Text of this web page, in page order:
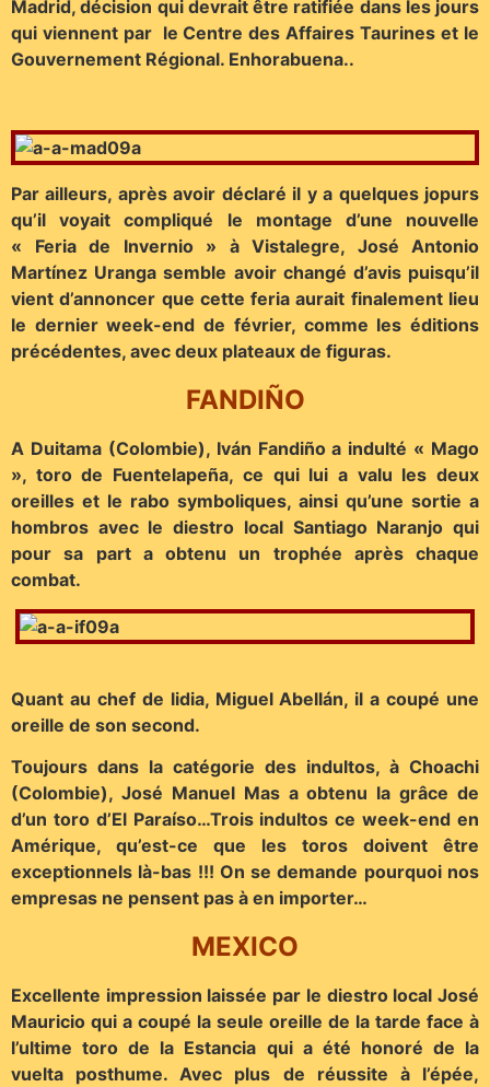
Madrid, décision qui devrait être ratifiée dans les jours
qui viennent par le Centre des Affaires Taurines et le
Gouvernement Régional. Enhorabuena..
Par ailleurs, après avoir déclaré il y a quelques jopurs
qu’il voyait compliqué le montage d’une nouvelle
« Feria de Invernio » à Vistalegre, José Antonio
Martínez Uranga semble avoir changé d’avis puisqu’il
vient d’annoncer que cette feria aurait finalement lieu
le dernier week-end de février, comme les éditions
précédentes, avec deux plateaux de figuras.
FANDIÑO
A Duitama (Colombie), Iván Fandiño a indulté « Mago
», toro de Fuentelapeña, ce qui lui a valu les deux
oreilles et le rabo symboliques, ainsi qu’une sortie a
hombros avec le diestro local Santiago Naranjo qui
pour sa part a obtenu un trophée après chaque
combat.
Quant au chef de lidia, Miguel Abellán, il a coupé une
oreille de son second.
Toujours dans la catégorie des indultos, à Choachi
(Colombie), José Manuel Mas a obtenu la grâce de
d’un toro d’El Paraíso…Trois indultos ce week-end en
Amérique, qu’est-ce que les toros doivent être
exceptionnels là-bas !!! On se demande pourquoi nos
empresas ne pensent pas à en importer…
MEXICO
Excellente impression laissée par le diestro local José
Mauricio qui a coupé la seule oreille de la tarde face à
l’ultime toro de la Estancia qui a été honoré de la
vuelta posthume. Avec plus de réussite à l’épée,